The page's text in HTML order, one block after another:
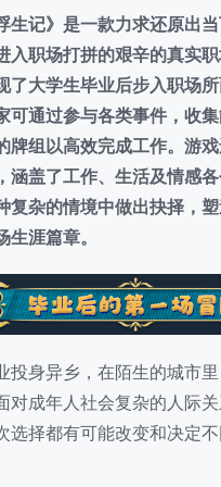
生记》是一款力求还原出
入职场打拼的艰辛的真实职
了大学生毕业后步入职场
可通过参与各类事件，收
牌组以高效完成工作。游
涵盖了工作、生活及情感
复杂的情境中做出抉择，
生涯篇章。
投身异乡，在陌生的城市
对成年人社会复杂的人际
选择都有可能改变和决定